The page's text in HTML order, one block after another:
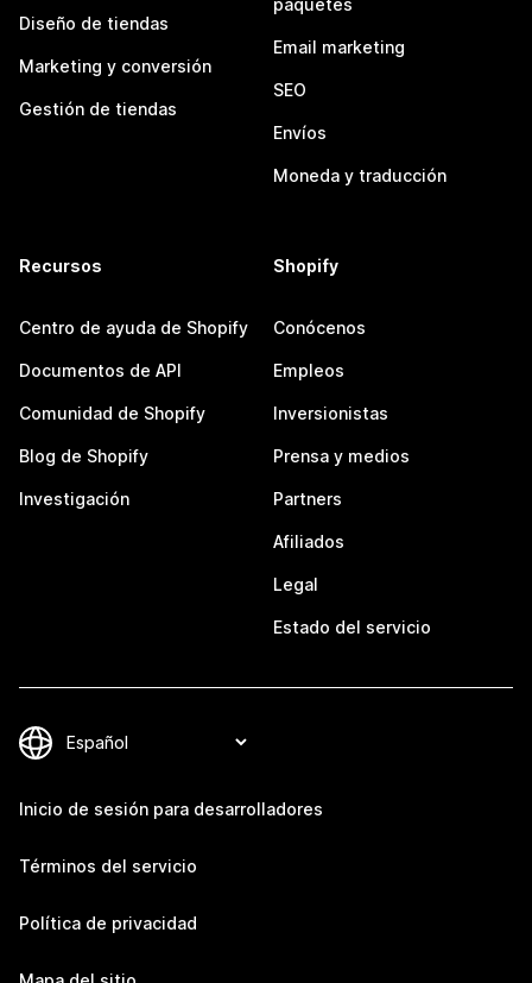
Diseño de tiendas
Marketing y conversión
Gestión de tiendas
paquetes
Email marketing
SEO
Envíos
Moneda y traducción
Recursos
Centro de ayuda de Shopify
Documentos de API
Comunidad de Shopify
Blog de Shopify
Investigación
Shopify
Conócenos
Empleos
Inversionistas
Prensa y medios
Partners
Afiliados
Legal
Estado del servicio
Inicio de sesión para desarrolladores
Términos del servicio
Política de privacidad